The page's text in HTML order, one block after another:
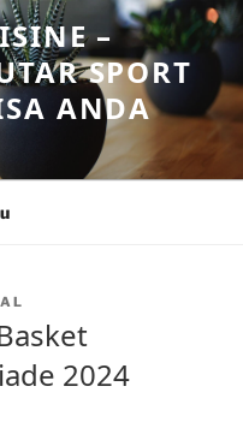
–
SPORT
ANDA
2024